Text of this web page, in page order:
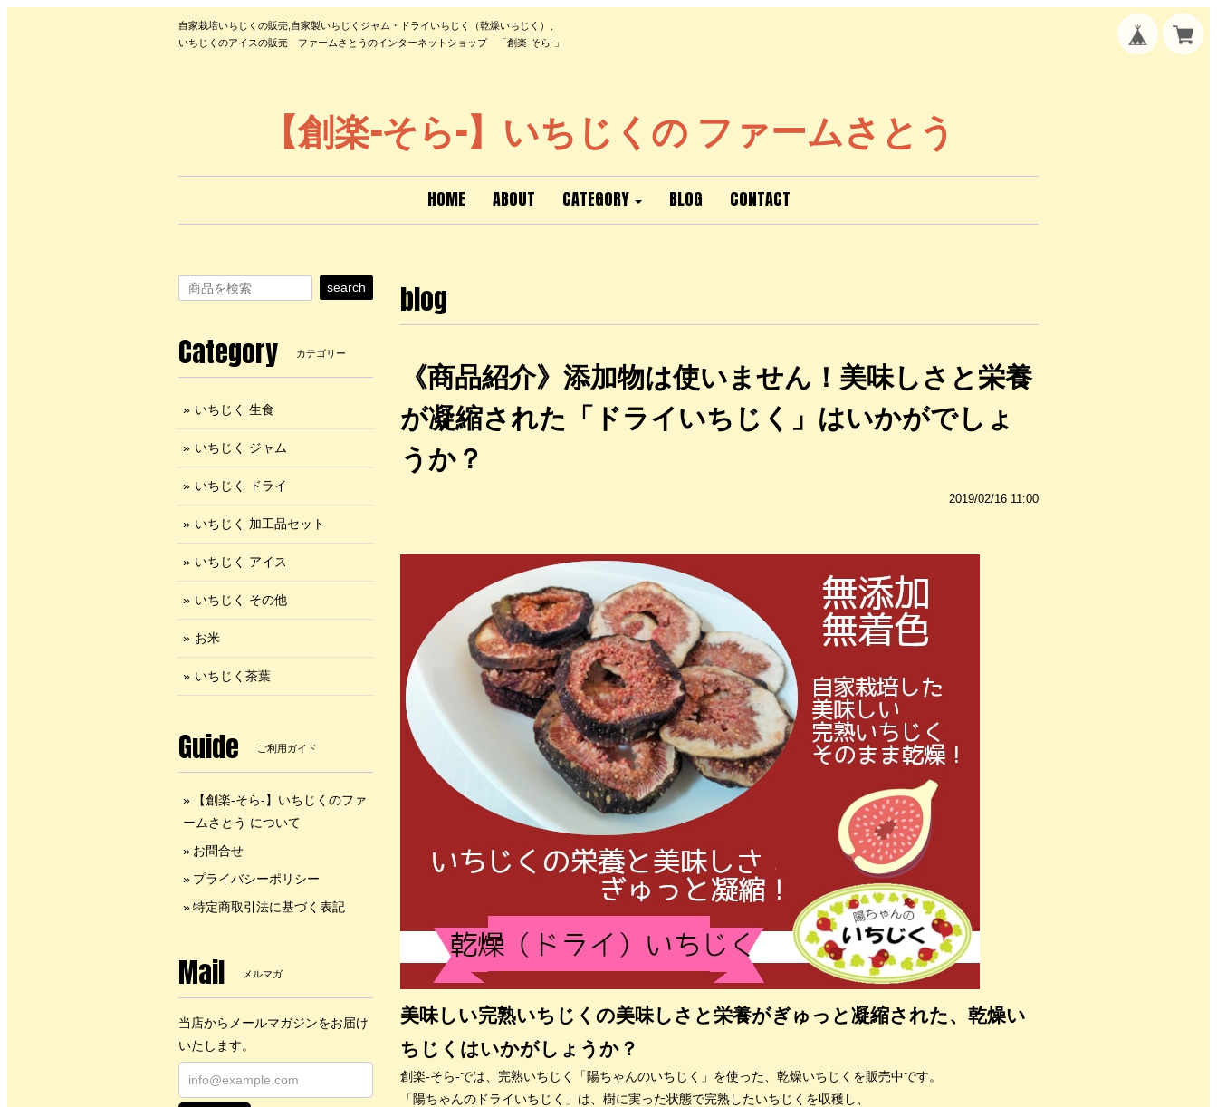
自家栽培いちじくの販売,自家製いちじくジャム・ドライいちじく（乾燥いちじく）、
いちじくのアイスの販売 ファームさとうのインターネットショップ 「創楽-そら-」
【創楽-そら-】いちじくの ファームさとう
HOME ABOUT CATEGORY BLOG CONTACT
blog
《商品紹介》添加物は使いません！美味しさと栄養
が凝縮された「ドライいちじく」はいかがでしょ
うか？
2019/02/16 11:00
美味しい完熟いちじくの美味しさと栄養がぎゅっと凝縮された、乾燥い
ちじくはいかがしょうか？
創楽-そら-では、完熟いちじく「陽ちゃんのいちじく」を使った、乾燥いちじくを販売中です。
「陽ちゃんのドライいちじく」は、樹に実った状態で完熟したいちじくを収穫し、
search
Category カテゴリー
いちじく 生食
いちじく ジャム
いちじく ドライ
いちじく 加工品セット
いちじく アイス
いちじく その他
お米
いちじく茶葉
Guide ご利用ガイド
【創楽-そら-】いちじくのファ
ームさとう について
お問合せ
プライバシーポリシー
特定商取引法に基づく表記
Mail メルマガ
当店からメールマガジンをお届け
いたします。